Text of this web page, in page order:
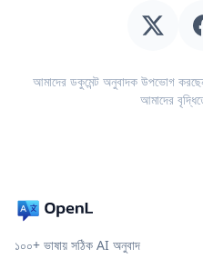
আমাদের ডকুমেন্ট অনুবাদক উপভোগ
আমাদের
১০০+ ভাষায় সঠিক AI অনুবাদ